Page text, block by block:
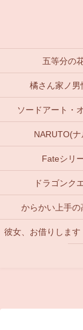
五等分の
橘さん家ノ男
ソードアート・
NARUTO(ナ
Fateシリ
ドラゴンク
からかい上手の
彼女、お借りします